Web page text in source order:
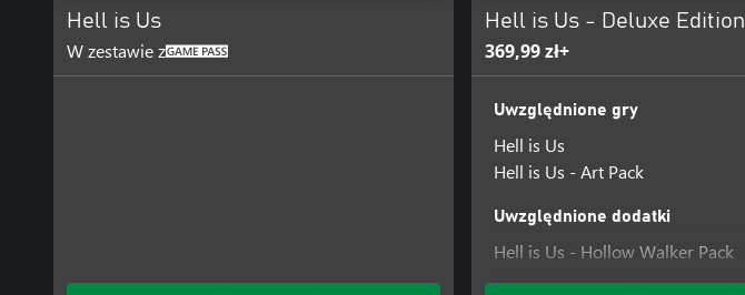
Hell is Us
W zestawie z
Hell is Us - Deluxe Edition
369,99 zł+
Uwzględnione gry
Hell is Us
Hell is Us - Art Pack
Uwzględnione dodatki
Hell is Us - Hollow Walker Pack
Hell is Us - Secret Code